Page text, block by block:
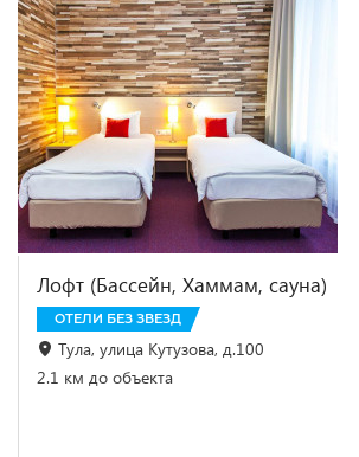
Лофт (Бассейн, Хаммам, сауна)
ОТЕЛИ БЕЗ ЗВЕЗД
Тула, улица Кутузова, д.100
2.1 км до объекта